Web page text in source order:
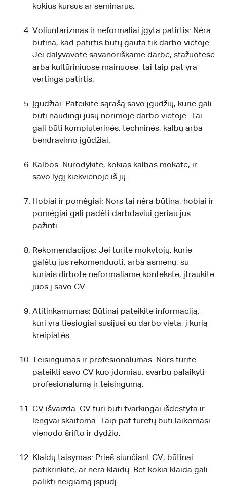
kokius kursus ar seminarus.
Voliuntarizmas ir neformaliai įgyta patirtis: Nėra
būtina, kad patirtis būtų gauta tik darbo vietoje.
Jei dalyvavote savanoriškame darbe, stažuotėse
arba kultūriniuose mainuose, tai taip pat yra
vertinga patirtis.
Įgūdžiai: Pateikite sąrašą savo įgūdžių, kurie gali
būti naudingi jūsų norimoje darbo vietoje. Tai
gali būti kompiuterinės, techninės, kalbų arba
bendravimo įgūdžiai.
Kalbos: Nurodykite, kokias kalbas mokate, ir
savo lygį kiekvienoje iš jų.
Hobiai ir pomėgiai: Nors tai nėra būtina, hobiai ir
pomėgiai gali padėti darbdaviui geriau jus
pažinti.
Rekomendacijos: Jei turite mokytojų, kurie
galėtų jus rekomenduoti, arba asmenų, su
kuriais dirbote neformaliame kontekste, įtraukite
juos į savo CV.
Atitinkamumas: Būtinai pateikite informaciją,
kuri yra tiesiogiai susijusi su darbo vieta, į kurią
kreipiatės.
Teisingumas ir profesionalumas: Nors turite
pateikti savo CV kuo įdomiau, svarbu palaikyti
profesionalumą ir teisingumą.
CV išvaizda: CV turi būti tvarkingai išdėstyta ir
lengvai skaitoma. Taip pat turėtų būti laikomasi
vienodo šrifto ir dydžio.
Klaidų taisymas: Prieš siunčiant CV, būtinai
patikrinkite, ar nėra klaidų. Bet kokia klaida gali
palikti neigiamą įspūdį.